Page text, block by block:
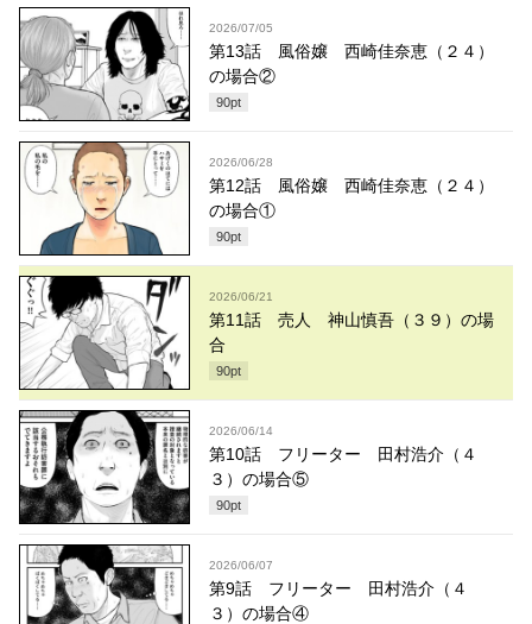
2026/07/05
第13話 風俗嬢 西崎佳奈恵（２４）
の場合②
90pt
2026/06/28
第12話 風俗嬢 西崎佳奈恵（２４）
の場合①
90pt
2026/06/21
第11話 売人 神山慎吾（３９）の場
合
90pt
2026/06/14
第10話 フリーター 田村浩介（４
３）の場合⑤
90pt
2026/06/07
第9話 フリーター 田村浩介（４
３）の場合④